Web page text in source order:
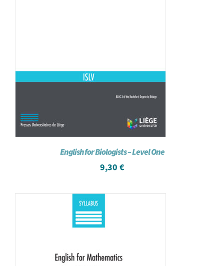
English for Biologists – Level One
9,30 €